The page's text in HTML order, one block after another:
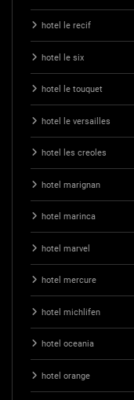
hotel le recif
hotel le six
hotel le touquet
hotel le versailles
hotel les creoles
hotel marignan
hotel marinca
hotel marvel
hotel mercure
hotel michlifen
hotel oceania
hotel orange